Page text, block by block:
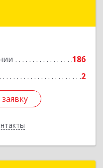
186
2
Выборгский р-н,